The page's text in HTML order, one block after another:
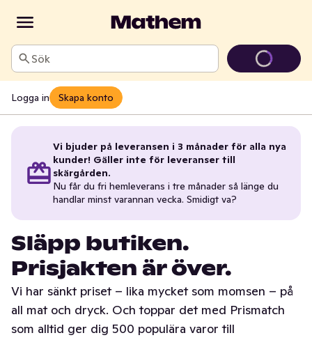
Sök
Logga in Skapa konto
Vi bjuder på leveransen i 3 månader för alla nya
kunder! Gäller inte för leveranser till
skärgården.
Nu får du fri hemleverans i tre månader så länge du
handlar minst varannan vecka. Smidigt va?
Släpp butiken.
Prisjakten är över.
Vi har sänkt priset – lika mycket som momsen – på
all mat och dryck. Och toppar det med Prismatch
som alltid ger dig 500 populära varor till